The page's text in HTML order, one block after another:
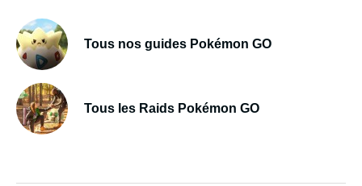
Tous nos guides Pokémon GO
Tous les Raids Pokémon GO